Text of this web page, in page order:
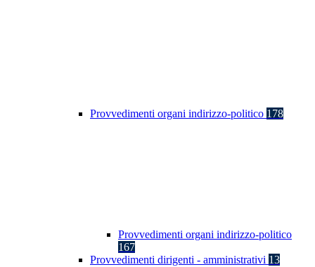
Provvedimenti organi indirizzo-politico 178
Provvedimenti organi indirizzo-politico
167
Provvedimenti dirigenti - amministrativi 13